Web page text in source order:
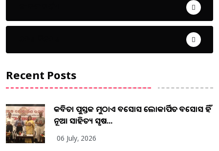
Recent Posts
କବିତା ପୁସ୍ତକ ମୁଠାଏ ଅବସୋସ ଲୋକାର୍ପିତ ଅବସୋସ ହିଁ
ନୂଆ ସାହିତ୍ୟ ସୃଷ...
06 July, 2026